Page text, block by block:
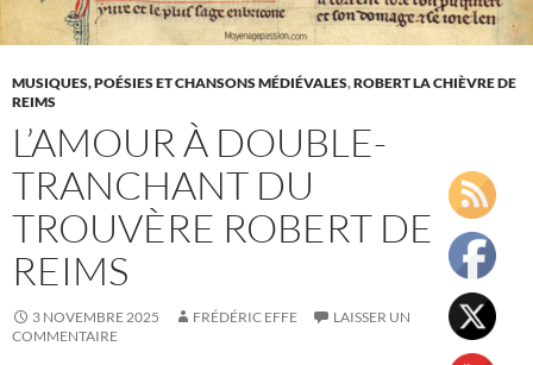
MUSIQUES, POÉSIES ET CHANSONS MÉDIÉVALES,ROBERT LA CHIÈVRE DE
REIMS
L’AMOUR À DOUBLE-
TRANCHANT DU
TROUVÈRE ROBERT DE
REIMS
3 NOVEMBRE 2025 FRÉDÉRIC EFFE
LAISSER UN
COMMENTAIRE